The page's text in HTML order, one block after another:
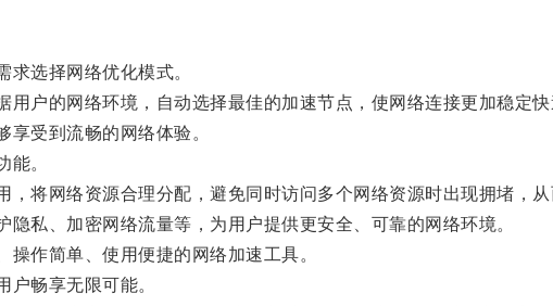
选择网络优化模式。
户的网络环境，自动选择最佳的加速节点，使网络连接更加稳定快
受到流畅的网络体验。
。
网络资源合理分配，避免同时访问多个网络资源时出现拥堵，从
私、加密网络流量等，为用户提供更安全、可靠的网络环境。
作简单、使用便捷的网络加速工具。
畅享无限可能。